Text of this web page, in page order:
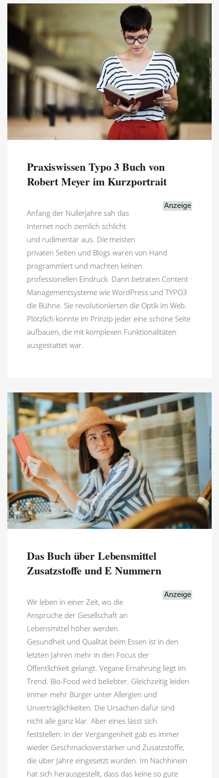
Praxiswissen Typo 3 Buch von
Robert Meyer im Kurzportrait
Anfang der Nullerjahre sah das
Internet noch ziemlich schlicht
und rudimentär aus. Die meisten
privaten Seiten und Blogs waren von Hand
programmiert und machten keinen
professionellen Eindruck. Dann betraten Content
Managementsysteme wie WordPress und TYPO3
die Bühne. Sie revolutionierten die Optik im Web.
Plötzlich konnte im Prinzip jeder eine schöne Seite
aufbauen, die mit komplexen Funktionalitäten
ausgestattet war.
Das Buch über Lebensmittel
Zusatzstoffe und E Nummern
Wir leben in einer Zeit, wo die
Ansprüche der Gesellschaft an
Lebensmittel höher werden.
Gesundheit und Qualität beim Essen ist in den
letzten Jahren mehr in den Focus der
Öffentlichkeit gelangt. Vegane Ernährung liegt im
Trend. Bio-Food wird beliebter. Gleichzeitig leiden
immer mehr Bürger unter Allergien und
Unverträglichkeiten. Die Ursachen dafür sind
nicht alle ganz klar. Aber eines lässt sich
feststellen: in der Vergangenheit gab es immer
wieder Geschmacksverstärker und Zusatzstoffe,
die über Jahre eingesetzt wurden. Im Nachhinein
hat sich herausgestellt, dass das keine so gute